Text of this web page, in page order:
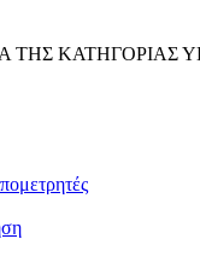
ΤΗΣ ΚΑΤΗΓΟΡΙΑΣ